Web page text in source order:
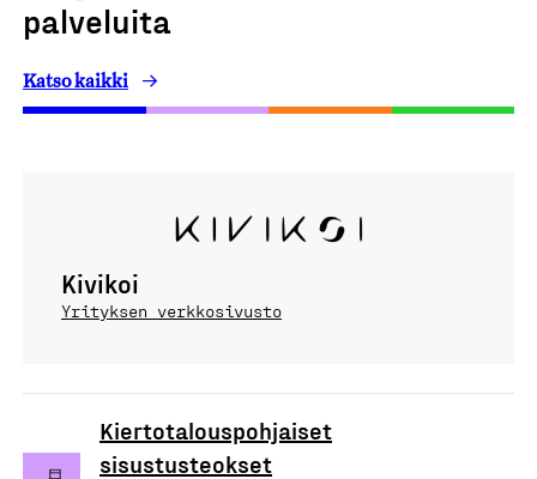
palveluita
Katso kaikki
Kivikoi
Yrityksen verkkosivusto
Kiertotalouspohjaiset
sisustusteokset